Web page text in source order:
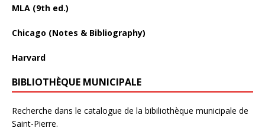
MLA (9th ed.)
Chicago (Notes & Bibliography)
Harvard
BIBLIOTHÈQUE MUNICIPALE
Recherche dans le catalogue de la bibiliothèque municipale de
Saint-Pierre.